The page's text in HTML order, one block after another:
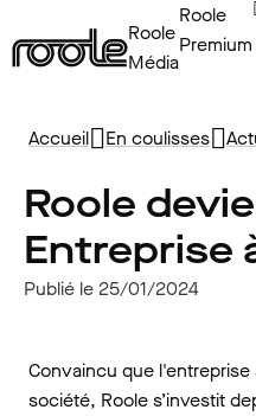
Roole
Média
Roole
Premium
Accueil En coulisses
Roole
Entreprise
Publié le 25/01/2024
Convaincu que l'entreprise
société, Roole s’investit